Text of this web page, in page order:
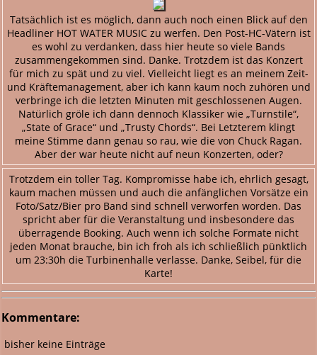
Tatsächlich ist es möglich, dann auch noch einen Blick auf den
Headliner HOT WATER MUSIC zu werfen. Den Post-HC-Vätern ist
es wohl zu verdanken, dass hier heute so viele Bands
zusammengekommen sind. Danke. Trotzdem ist das Konzert
für mich zu spät und zu viel. Vielleicht liegt es an meinem Zeit-
und Kräftemanagement, aber ich kann kaum noch zuhören und
verbringe ich die letzten Minuten mit geschlossenen Augen.
Natürlich gröle ich dann dennoch Klassiker wie „Turnstile“,
„State of Grace“ und „Trusty Chords“. Bei Letzterem klingt
meine Stimme dann genau so rau, wie die von Chuck Ragan.
Aber der war heute nicht auf neun Konzerten, oder?
Trotzdem ein toller Tag. Kompromisse habe ich, ehrlich gesagt,
kaum machen müssen und auch die anfänglichen Vorsätze ein
Foto/Satz/Bier pro Band sind schnell verworfen worden. Das
spricht aber für die Veranstaltung und insbesondere das
überragende Booking. Auch wenn ich solche Formate nicht
jeden Monat brauche, bin ich froh als ich schließlich pünktlich
um 23:30h die Turbinenhalle verlasse. Danke, Seibel, für die
Karte!
Kommentare:
bisher keine Einträge